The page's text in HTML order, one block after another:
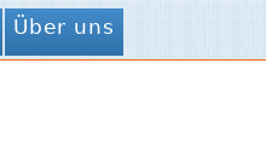
Über uns